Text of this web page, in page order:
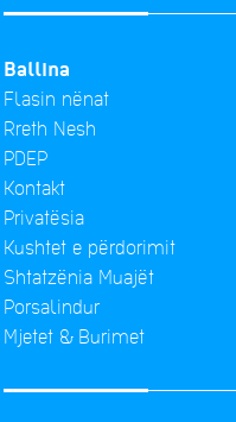
Ballina
Flasin nënat
Rreth Nesh
PDEP
Kontakt
Privatësia
Kushtet e përdorimit
Shtatzënia Muajët
Porsalindur
Mjetet & Burimet